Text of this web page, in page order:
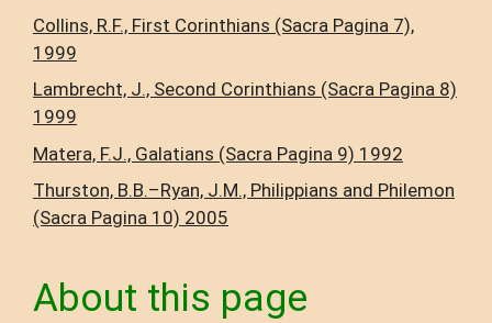
Collins, R.F., First Corinthians (Sacra Pagina 7),
1999
Lambrecht, J., Second Corinthians (Sacra Pagina 8)
1999
Matera, F.J., Galatians (Sacra Pagina 9) 1992
Thurston, B.B.–Ryan, J.M., Philippians and Philemon
(Sacra Pagina 10) 2005
About this page